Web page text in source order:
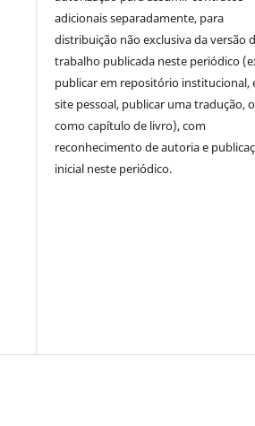
adicionais separadamente, para
distribuição não exclusiva da versão
trabalho publicada neste periódico
publicar em repositório institucional,
site pessoal, publicar uma tradução,
como capítulo de livro), com
reconhecimento de autoria e
inicial neste periódico.